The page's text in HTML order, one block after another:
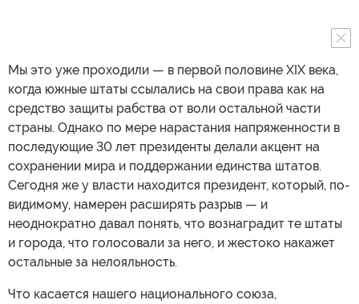
Мы это уже проходили — в первой половине XIX века,
когда южные штаты ссылались на свои права как на
средство защиты рабства от воли остальной части
страны. Однако по мере нарастания напряженности в
последующие 30 лет президенты делали акцент на
сохранении мира и поддержании единства штатов.
Сегодня же у власти находится президент, который, по-
видимому, намерен расширять разрыв — и
неоднократно давал понять, что вознаградит те штаты
и города, что голосовали за него, и жестоко накажет
остальные за нелояльность.
Что касается нашего национального союза,